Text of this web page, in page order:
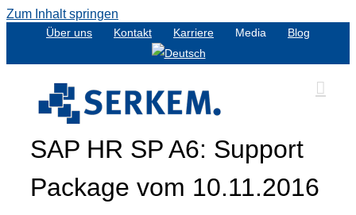
Zum Inhalt springen
Über uns Kontakt Karriere Media Blog
SAP HR SP A6: Support
Package vom 10.11.2016